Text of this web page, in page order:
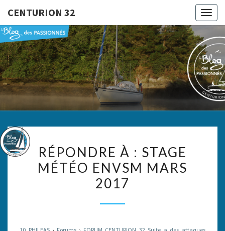
CENTURION 32
32
Le Blog
Des
Passionnés
À :
STAGE
MÉTÉO
RÉPONDRE À : STAGE
MÉTÉO ENVSM MARS
2017